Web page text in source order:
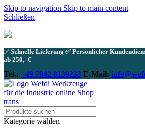
Skip to navigation Skip to main content
Schließen
✅ Schnelle Lieferung ✅ Persönlicher
ab 250,- €
Tel.: +49 7042 8139233 E-Mail:
Kategorie wählen